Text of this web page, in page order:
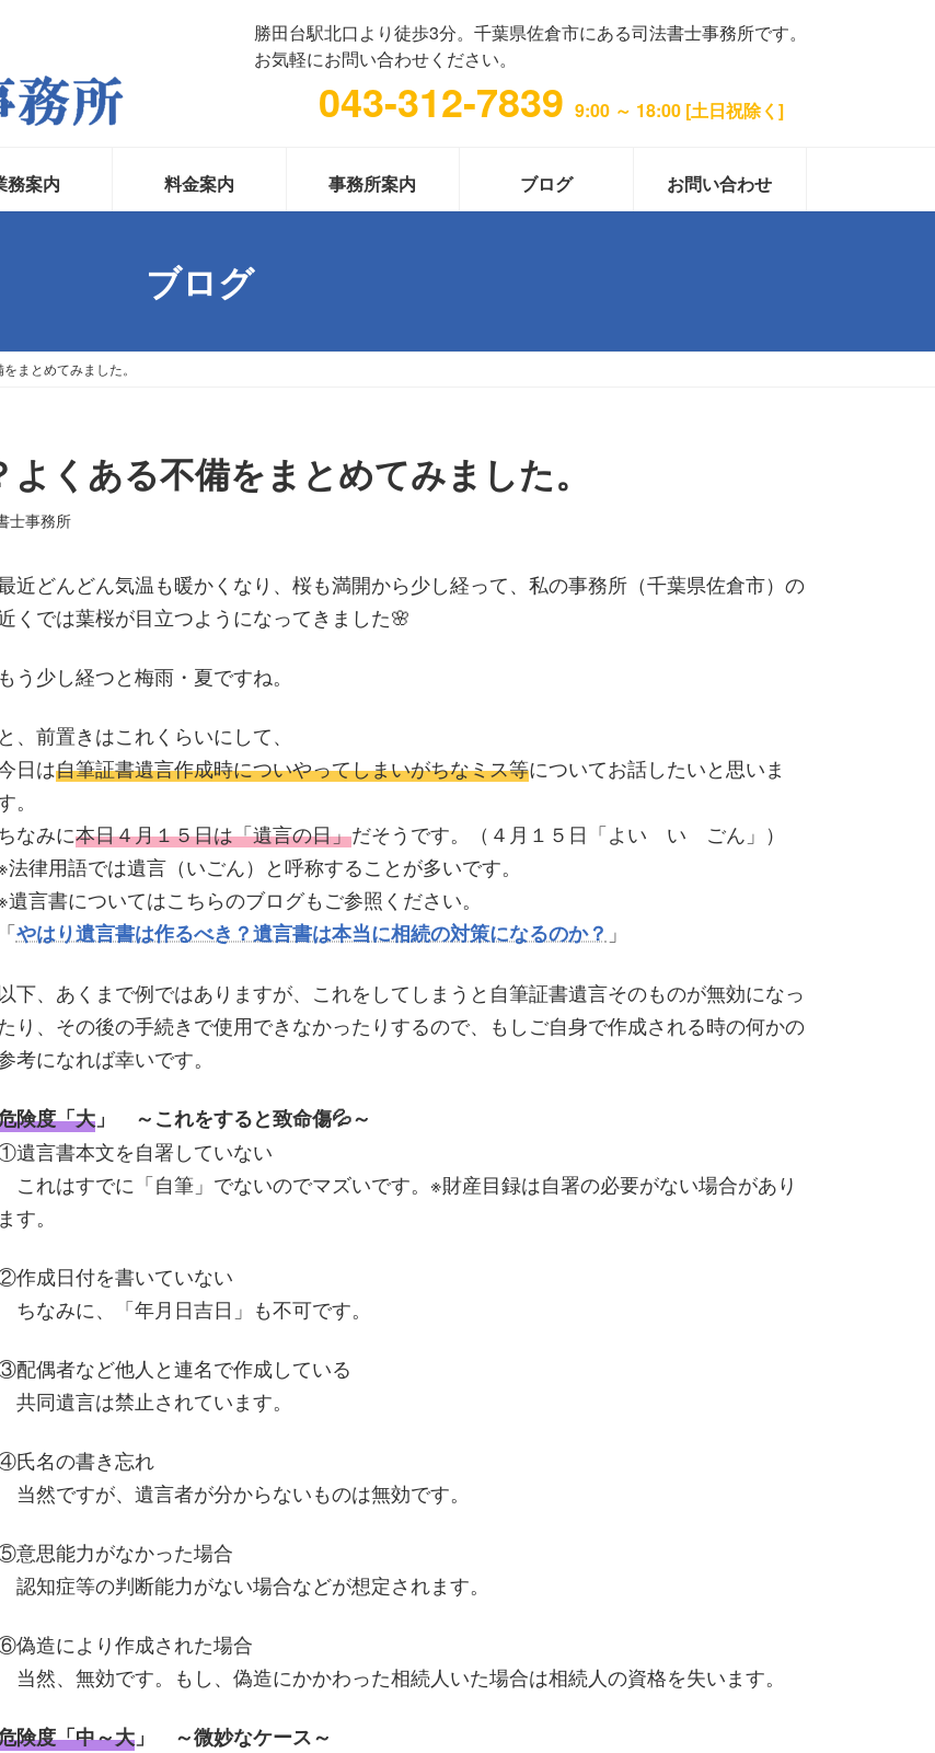
勝田台駅北口より徒歩3分。千葉県佐倉市にある司法書士事務所です。
お気軽にお問い合わせください。
043-312-7839 9:00 ～ 18:00 [土日祝除く]
務案内 料金案内 事務所案内 ブログ お問い合わせ
ブログ
まとめてみました。
くある不備をまとめてみました。
士事務所
近どんどん気温も暖かくなり、桜も満開から少し経って、私の事務所（千葉県佐倉市）の
くでは葉桜が目立つようになってきました🌸
もう少し経つと梅雨・夏ですね。
と、前置きはこれくらいにして、
日は自筆証書遺言作成時についやってしまいがちなミス等についてお話したいと思いま
。
なみに本日４月１５日は「遺言の日」だそうです。（４月１５日「よい い ごん」）
法律用語では遺言（いごん）と呼称することが多いです。
遺言書についてはこちらのブログもご参照ください。
「やはり遺言書は作るべき？遺言書は本当に相続の対策になるのか？ 」
下、あくまで例ではありますが、これをしてしまうと自筆証書遺言そのものが無効になっ
り、その後の手続きで使用できなかったりするので、もしご自身で作成される時の何かの
考になれば幸いです。
険度「大」 ～これをすると致命傷💦～
遺言書本文を自署していない
これはすでに「自筆」でないのでマズいです。※財産目録は自署の必要がない場合があり
ます。
作成日付を書いていない
ちなみに、「年月日吉日」も不可です。
配偶者など他人と連名で作成している
共同遺言は禁止されています。
氏名の書き忘れ
当然ですが、遺言者が分からないものは無効です。
意思能力がなかった場合
認知症等の判断能力がない場合などが想定されます。
偽造により作成された場合
当然、無効です。もし、偽造にかかわった相続人いた場合は相続人の資格を失います。
険度「中～大」 ～微妙なケース～